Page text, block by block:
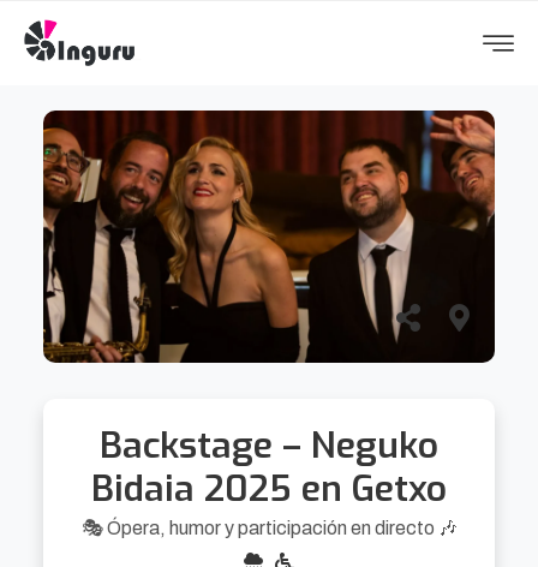
Backstage – Neguko
Bidaia 2025 en Getxo
🎭 Ópera, humor y participación en directo 🎶